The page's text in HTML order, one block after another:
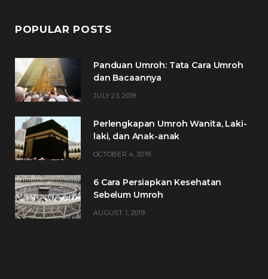
POPULAR POSTS
Panduan Umroh: Tata Cara Umroh
dan Bacaannya
JULY 23, 2019
Perlengkapan Umroh Wanita, Laki-
laki, dan Anak-anak
OCTOBER 4, 2019
6 Cara Persiapkan Kesehatan
Sebelum Umroh
AUGUST 1, 2019